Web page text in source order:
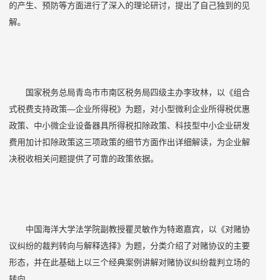
的产生、预防等方面进行了深入的理论研讨，提出了自己独到的见
解。
国家税务总局青岛市市南区税务局四级主办李玫林，以《组合
式税费支持政策—企业所得税》为题，对小型微利企业所得税优惠
政策、中小微企业设备器具所得税扣除政策、科技型中小企业研发
费用加计扣除政策这三项政策的细节方面作出详细解读，为企业解
决税收相关问题提供了可靠的政策依据。
中国海洋大学法学院副教授瞿灵敏作为特邀嘉宾，以《对赌协
议纠纷的裁判转向与解释选择》为题，分类介绍了对赌协议的主要
形态，并在此基础上以三个经典案例讲解对赌协议纠纷裁判立场的